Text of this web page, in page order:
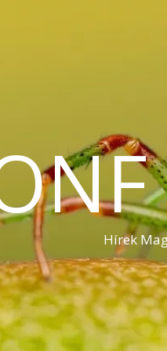
Hírek